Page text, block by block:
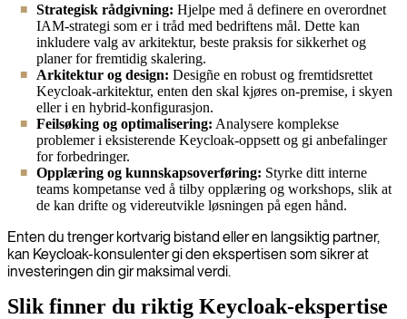
Strategisk rådgivning: Hjelpe med å definere en overordnet
IAM-strategi som er i tråd med bedriftens mål. Dette kan
inkludere valg av arkitektur, beste praksis for sikkerhet og
planer for fremtidig skalering.
Arkitektur og design: Desigñe en robust og fremtidsrettet
Keycloak-arkitektur, enten den skal kjøres on-premise, i skyen
eller i en hybrid-konfigurasjon.
Feilsøking og optimalisering: Analysere komplekse
problemer i eksisterende Keycloak-oppsett og gi anbefalinger
for forbedringer.
Opplæring og kunnskapsoverføring: Styrke ditt interne
teams kompetanse ved å tilby opplæring og workshops, slik at
de kan drifte og videreutvikle løsningen på egen hånd.
Enten du trenger kortvarig bistand eller en langsiktig partner,
kan Keycloak-konsulenter gi den ekspertisen som sikrer at
investeringen din gir maksimal verdi.
Slik finner du riktig Keycloak-ekspertise